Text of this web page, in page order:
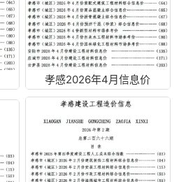
孝感2026年4月信息价